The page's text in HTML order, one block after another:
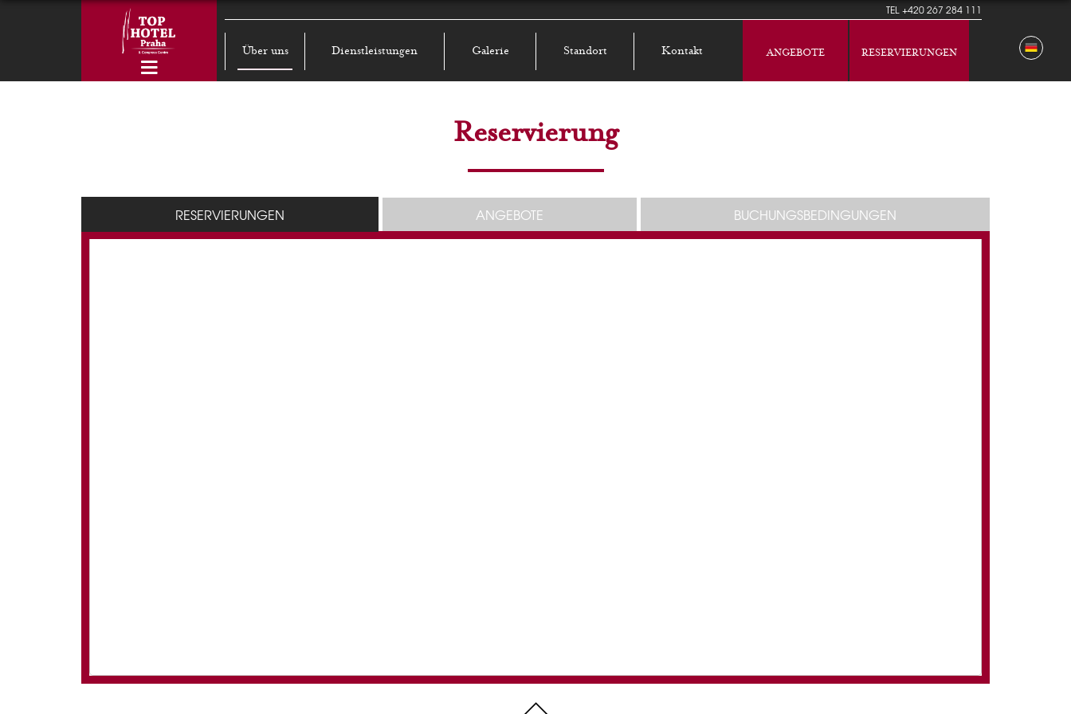
TEL+420 267 284 111
Über uns Dienstleistungen Galerie Standort Kontakt ANGEBOTE RESERVIERUNGEN
Reservierung
RESERVIERUNGEN ANGEBOTE BUCHUNGSBEDINGUNGEN